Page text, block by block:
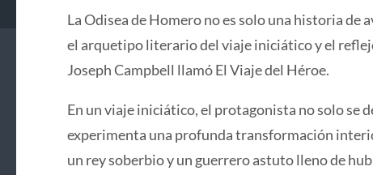
La Odisea de Homero no es solo una historia de
el arquetipo literario del viaje iniciático y el
Joseph Campbell llamó El Viaje del Héroe.
En un viaje iniciático, el protagonista no solo se
experimenta una profunda transformación
un rey soberbio y un guerrero astuto lleno de